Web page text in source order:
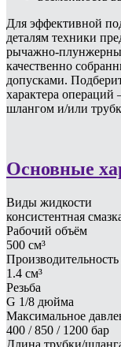
Для эффективной
деталям техники
рычажно-
качественно
допусками.
характера
шлангом и/или
Основные
Виды жидкости
консистентная
Рабочий объём
500 см³
Производительность
1.4 см³
Резьба
G 1/8 дюйма
Максимальное
400 / 850 / 1200 бар
Длина трубки/